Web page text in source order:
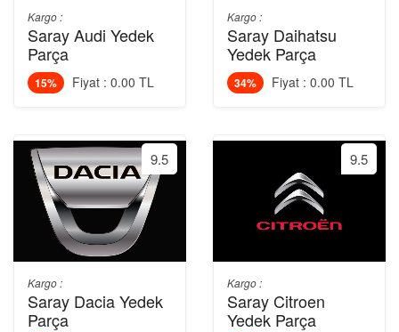
Kargo :
Saray Audi Yedek
Parça
15% Fiyat : 0.00 TL
9.5
Kargo :
Saray Dacia Yedek
Parça
Kargo :
Saray Daihatsu
Yedek Parça
34% Fiyat : 0.00 TL
9.5
Kargo :
Saray Citroen
Yedek Parça